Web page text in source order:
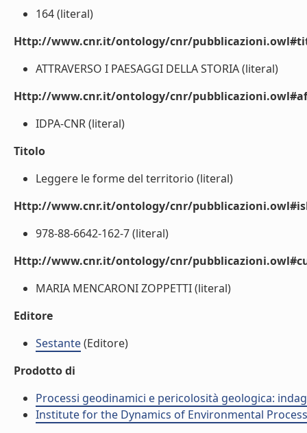
164 (literal)
Http://www.cnr.it/ontology/cnr/
ATTRAVERSO I PAESAGGI DELLA STORIA (literal)
Http://www.cnr.it/ontology/cnr/
IDPA-CNR (literal)
Titolo
Leggere le forme del territorio (literal)
Http://www.cnr.it/ontology/cnr/
978-88-6642-162-7 (literal)
Http://www.cnr.it/ontology/cnr/
MARIA MENCARONI ZOPPETTI (literal)
Editore
Sestante(Editore)
Prodotto di
Processi geodinamici e pericolosità geologica:
Institute for the Dynamics of Environmental